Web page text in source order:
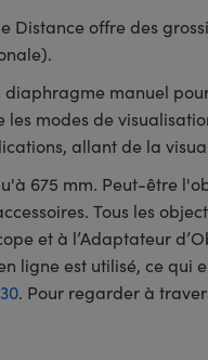
offre des
manuel
modes de
allant de la
675 mm. Peut-être
Tous les
et à l’Adaptateur
ligne est utilisé, ce
. Pour regarder à